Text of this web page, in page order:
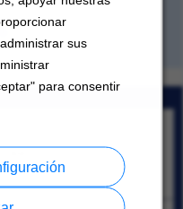
sus
para consentir
León